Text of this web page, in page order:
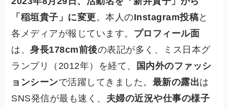
「稲垣貴子」に変更。本人のInstagram投稿と
各メディアが報じています。 プロフィール面
は、身長178cm前後の表記が多く、ミス日本グ
ランプリ（2012年）を経て、
国内外のファッシ
ョンシーンで活躍してきました。 最新の露出は
SNS発信が最も速く、 夫婦の近況や仕事の様子